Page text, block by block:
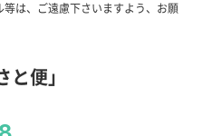
は、ご遠慮下さいますよう、お願
便」